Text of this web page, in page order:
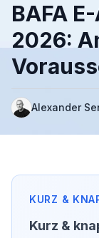
BAFA
2026:
Alexander
Kurz &